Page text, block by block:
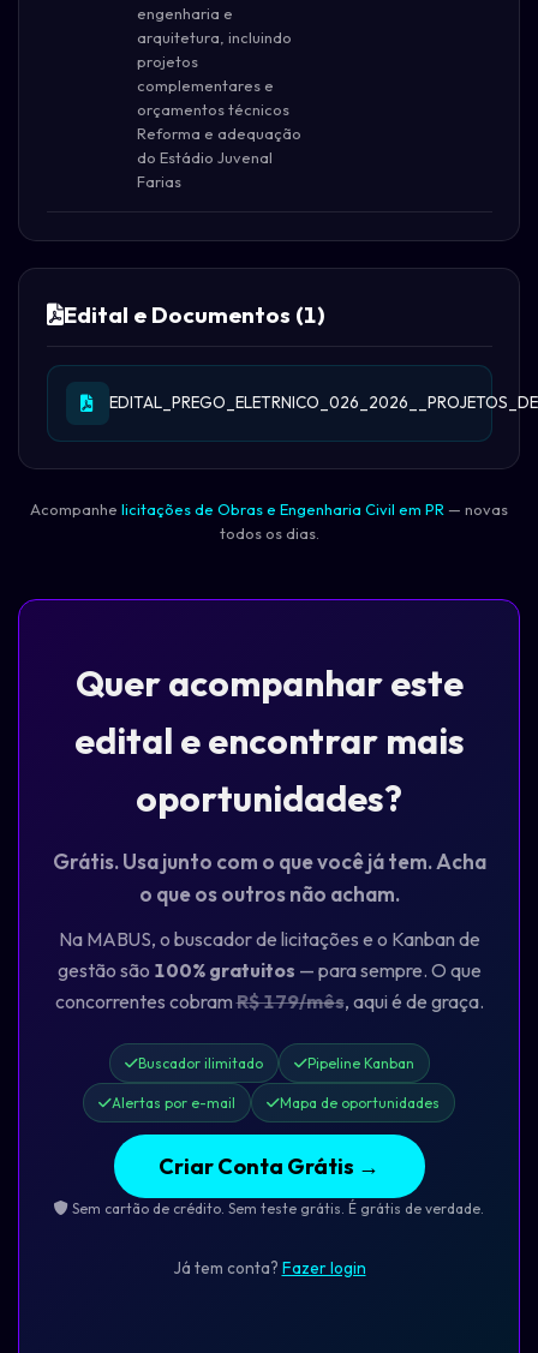
engenharia e
arquitetura, incluindo
projetos
complementares e
orçamentos técnicos
Reforma e adequação
do Estádio Juvenal
Farias
Edital e Documentos (1)
Acompanhe licitações de Obras e Engenharia Civil em PR — novas
todos os dias.
Quer acompanhar este
edital e encontrar mais
oportunidades?
Grátis. Usa junto com o que você já tem. Acha
o que os outros não acham.
Na MABUS, o buscador de licitações e o Kanban de
gestão são 100% gratuitos — para sempre. O que
concorrentes cobramR$ 179/mês, aqui é de graça.
Buscador ilimitado Pipeline Kanban
Alertas por e-mail Mapa de oportunidades
Criar Conta Grátis →
Sem cartão de crédito. Sem teste grátis. É grátis de verdade.
Já tem conta? Fazer login